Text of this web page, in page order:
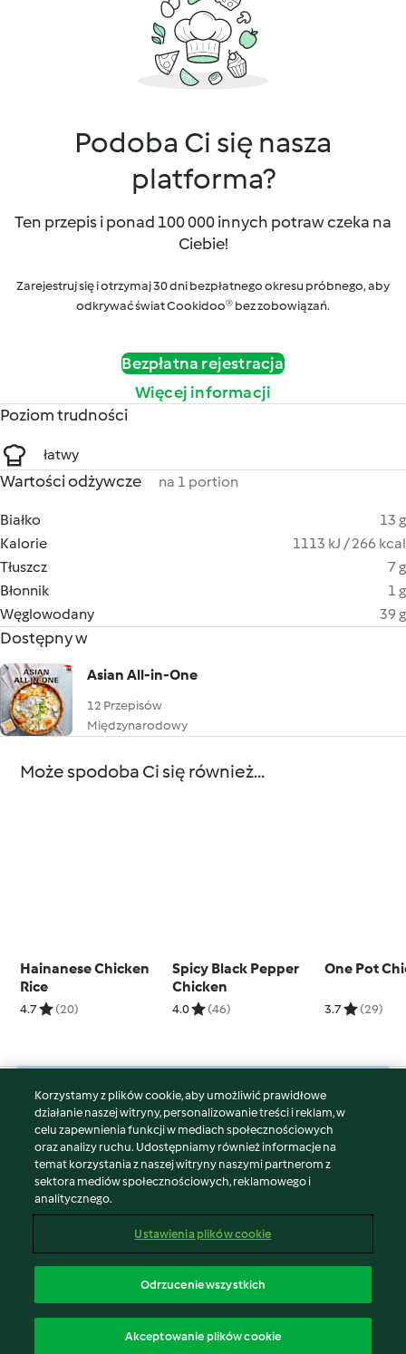
Podoba Ci się nasza
platforma?
Ten przepis i ponad 100 000 innych potraw czeka na
Ciebie!
Zarejestruj się i otrzymaj 30 dni bezpłatnego okresu próbnego, aby
odkrywać świat Cookidoo® bez zobowiązań.
Bezpłatna rejestracja
Więcej informacji
Poziom trudności
łatwy
Wartości odżywcze na 1 portion
Białko
13 g
Kalorie
1113 kJ / 266 kcal
Tłuszcz
7 g
Błonnik
1 g
Węglowodany
39 g
Dostępny w
Asian All-in-One
12 Przepisów
Międzynarodowy
Może spodoba Ci się również...
Hainanese Chicken
Rice
4.7 (20)
Spicy Black Pepper
Chicken
4.0 (46)
One Pot
3.7 (29)
© Copyright 2026
Warunki korzystania
Polityka prywatności
Disclaimer
Znak wydawcy
Zgłoś treść
Oświadczenie o dostępności
Korzystamy z plików cookie, aby umożliwić prawidłowe
działanie naszej witryny, personalizowanie treści i reklam, w
celu zapewnienia funkcji w mediach społecznościowych
oraz analizy ruchu. Udostępniamy również informacje na
temat korzystania z naszej witryny naszymi partnerom z
sektora mediów społecznościowych, reklamowego i
analitycznego.
Ustawienia plików cookie
Odrzucenie wszystkich
Akceptowanie plików cookie